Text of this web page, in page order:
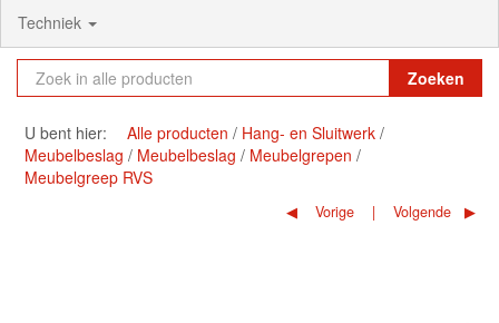
Techniek
Zoeken
U bent hier: Alle producten
Hang- en Sluitwerk
Meubelbeslag
Meubelbeslag
Meubelgrepen
Meubelgreep RVS
Vorige Volgende